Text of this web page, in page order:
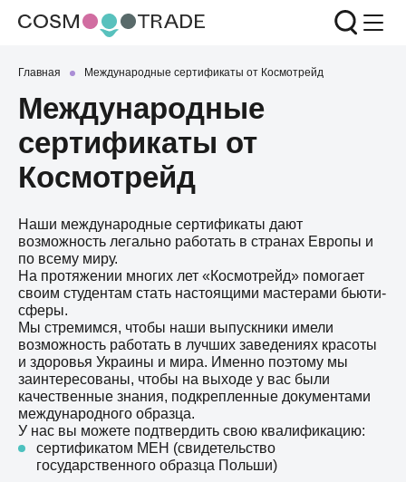
Главная Международные сертификаты от Космотрейд
Международные
сертификаты от
Космотрейд
Наши международные сертификаты дают
возможность легально работать в странах Европы и
по всему миру.
На протяжении многих лет «Космотрейд» помогает
своим студентам стать настоящими мастерами бьюти-
сферы.
Мы стремимся, чтобы наши выпускники имели
возможность работать в лучших заведениях красоты
и здоровья Украины и мира. Именно поэтому мы
заинтересованы, чтобы на выходе у вас были
качественные знания, подкрепленные документами
международного образца.
У нас вы можете подтвердить свою квалификацию:
сертификатом MEH (свидетельство
государственного образца Польши)